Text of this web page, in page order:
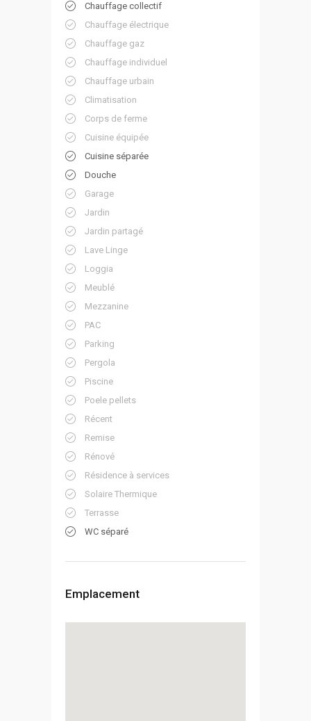
Chauffage collectif
Chauffage électrique
Chauffage gaz
Chauffage individuel
Chauffage urbain
Climatisation
Corps de ferme
Cuisine équipée
Cuisine séparée
Douche
Garage
Jardin
Jardin partagé
Lave Linge
Loggia
Meublé
Mezzanine
PAC
Parking
Pergola
Piscine
Poele pellets
Récent
Remise
Rénové
Résidence à services
Solaire Thermique
Terrasse
WC séparé
Emplacement